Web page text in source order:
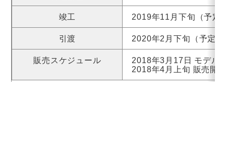
竣工 2019年11月下旬（予定
引渡 2020年2月下旬（予定）
販売スケジュール
2018年3月17日 モデル
2018年4月上旬 販売開